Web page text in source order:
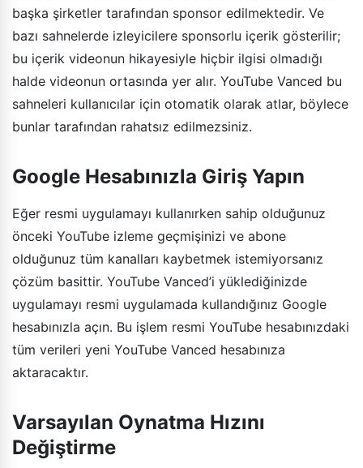
başka şirketler tarafından sponsor edilmektedir. Ve
bazı sahnelerde izleyicilere sponsorlu içerik gösterilir;
bu içerik videonun hikayesiyle hiçbir ilgisi olmadığı
halde videonun ortasında yer alır. YouTube Vanced bu
sahneleri kullanıcılar için otomatik olarak atlar, böylece
bunlar tarafından rahatsız edilmezsiniz.
Google Hesabınızla Giriş Yapın
Eğer resmi uygulamayı kullanırken sahip olduğunuz
önceki YouTube izleme geçmişinizi ve abone
olduğunuz tüm kanalları kaybetmek istemiyorsanız
çözüm basittir. YouTube Vanced’i yüklediğinizde
uygulamayı resmi uygulamada kullandığınız Google
hesabınızla açın. Bu işlem resmi YouTube hesabınızdaki
tüm verileri yeni YouTube Vanced hesabınıza
aktaracaktır.
Varsayılan Oynatma Hızını
Değiştirme